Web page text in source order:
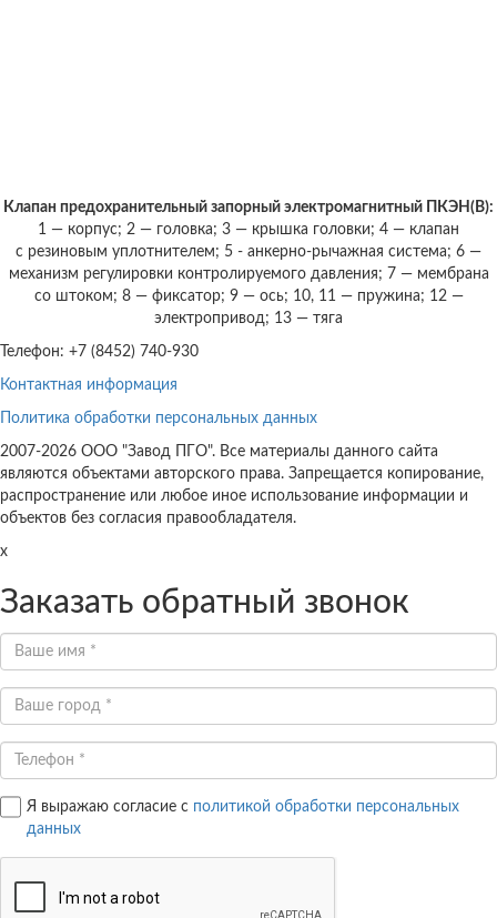
Клапан предохранительный запорный электромагнитный ПКЭН(В):
1 — корпус; 2 — головка; 3 — крышка головки; 4 — клапан
с резиновым уплотнителем; 5 - анкерно-рычажная система; 6 —
механизм регулировки контролируемого давления; 7 — мембрана
со штоком; 8 — фиксатор; 9 — ось; 10, 11 — пружина; 12 —
электропривод; 13 — тяга
Телефон: +7 (8452) 740-930
Контактная информация
Политика обработки персональных данных
2007-2026 ООО "Завод ПГО". Все материалы данного сайта
являются объектами авторского права. Запрещается копирование,
распространение или любое иное использование информации и
объектов без согласия правообладателя.
x
Заказать обратный звонок
Я выражаю согласие с политикой обработки персональных
данных